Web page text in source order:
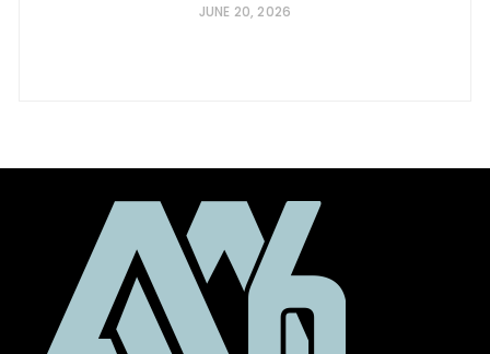
JUNE 20, 2026